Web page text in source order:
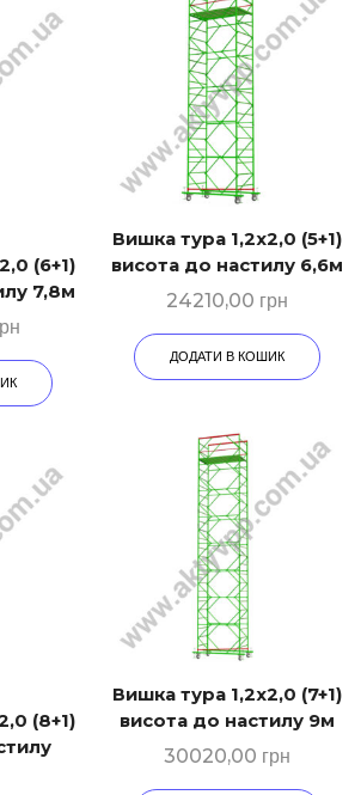
Вишка тура 1,2х2,0 (5+1)
висота до настилу 6,6м
24210,00 грн
ДОДАТИ В КОШИК
(6+1)
7,8м
Вишка тура 1,2х2,0 (7+1)
висота до настилу 9м
30020,00 грн
(8+1)